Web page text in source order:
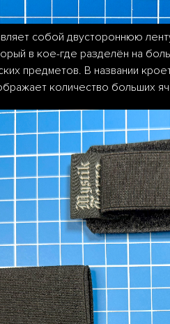
собой двустороннюю
в кое-где разделён на
предметов. В названии
количество больших